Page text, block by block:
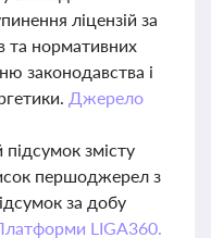
ліцензій за
та нормативних
законодавства і
Джерело
змісту
першоджерел з
за добу
LIGA360.